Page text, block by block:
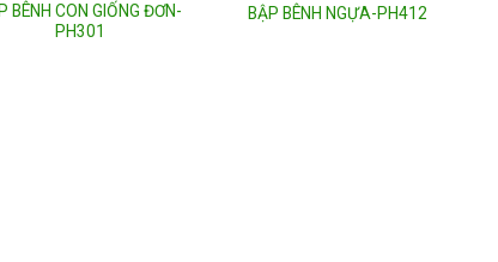
BÊNH CON GIỐNG ĐƠN-
PH301
BẬP BÊNH NGỰA-PH412